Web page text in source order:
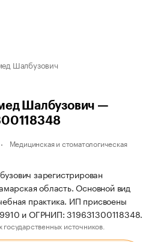
Шалбузович
Шалбузович —
Медицинская и стоматологическая
зарегистрирован
область. Основной вид
практика. ИП присвоены
и ОГРНИП: 319631300118348.
источников.